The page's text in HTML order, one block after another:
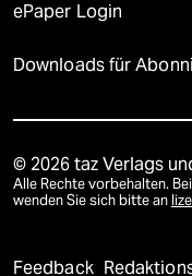
ePaper Login
Downloads für
© 2026 taz Verlags
Alle Rechte vorbehalten.
wenden Sie sich bitte an
Feedback